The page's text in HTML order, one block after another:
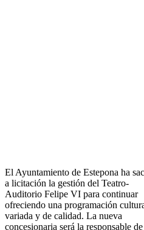
El Ayuntamiento de Estepona ha
a licitación la gestión del Teatro-
Auditorio Felipe VI para continuar
ofreciendo una programación
variada y de calidad. La nueva
concesionaria será la responsable de